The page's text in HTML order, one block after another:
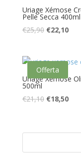
Uriage Xémose
Pelle Secca 400ml
€25,90 Il
era:
€25,90.
€22,10Il
è:
Offerta
Uriage Xémose
500ml
€21,10 Il
era:
€18,50Il
è: